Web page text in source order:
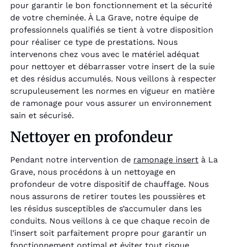
pour garantir le bon fonctionnement et la sécurité
de votre cheminée. À La Grave, notre équipe de
professionnels qualifiés se tient à votre disposition
pour réaliser ce type de prestations. Nous
intervenons chez vous avec le matériel adéquat
pour nettoyer et débarrasser votre insert de la suie
et des résidus accumulés. Nous veillons à respecter
scrupuleusement les normes en vigueur en matière
de ramonage pour vous assurer un environnement
sain et sécurisé.
Nettoyer en profondeur
Pendant notre intervention de ramonage insert à La
Grave, nous procédons à un nettoyage en
profondeur de votre dispositif de chauffage. Nous
nous assurons de retirer toutes les poussières et
les résidus susceptibles de s’accumuler dans les
conduits. Nous veillons à ce que chaque recoin de
l’insert soit parfaitement propre pour garantir un